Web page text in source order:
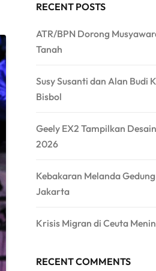
RECENT POSTS
ATR/BPN Dorong
Tanah
Susy Susanti dan Alan Budi
Bisbol
Geely EX2 Tampilkan
2026
Kebakaran Melanda
Jakarta
Krisis Migran di Ceuta
RECENT COMMENTS